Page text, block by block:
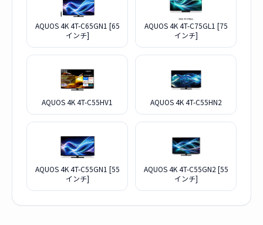
AQUOS 4K 4T-C65GN1 [65
インチ]
AQUOS 4K 4T-C75GL1 [75
インチ]
AQUOS 4K 4T-C55HV1 AQUOS 4K 4T-C55HN2
AQUOS 4K 4T-C55GN1 [55
インチ]
AQUOS 4K 4T-C55GN2 [55
インチ]